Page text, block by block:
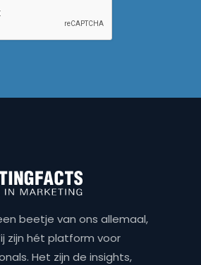
beetje van ons allemaal,
zijn hét platform voor
Het zijn de insights,